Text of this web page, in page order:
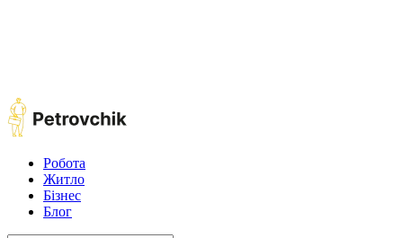
Робота
Житло
Бізнес
Блог